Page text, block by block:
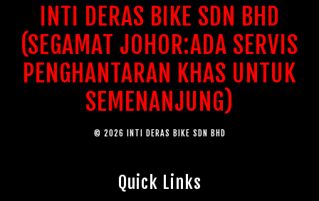
INTI DERAS BIKE SDN BHD
(SEGAMAT JOHOR:ADA SERVIS
PENGHANTARAN KHAS UNTUK
SEMENANJUNG)
© 2026 INTI DERAS BIKE SDN BHD
Quick Links